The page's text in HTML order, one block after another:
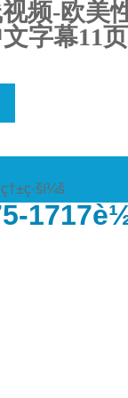
频-欧美
字幕11